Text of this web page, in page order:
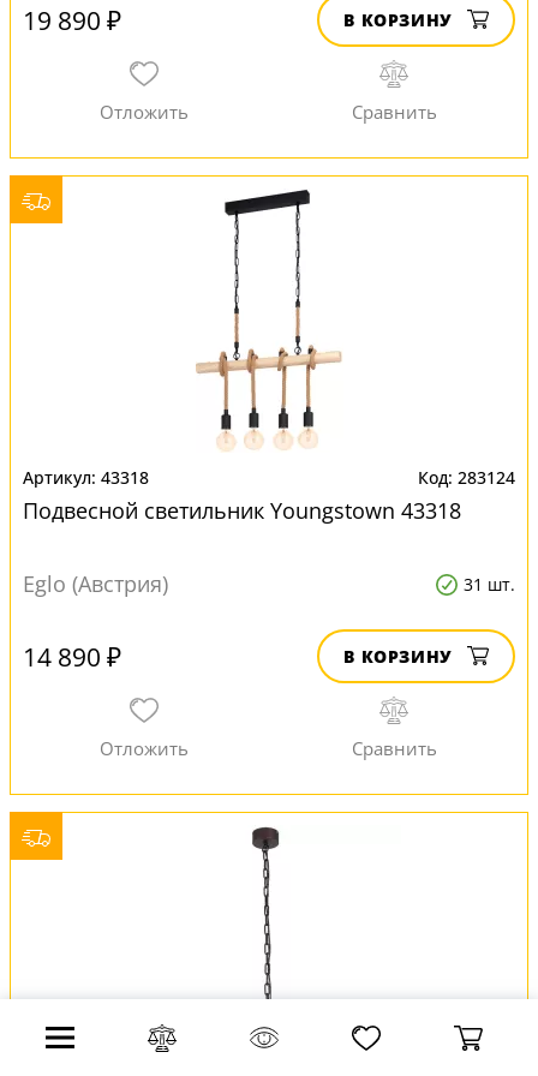
19 890 ₽ В КОРЗИНУ
43318 283124
Подвесной светильник Youngstown 43318
Eglo (Австрия) 31 шт.
14 890 ₽ В КОРЗИНУ